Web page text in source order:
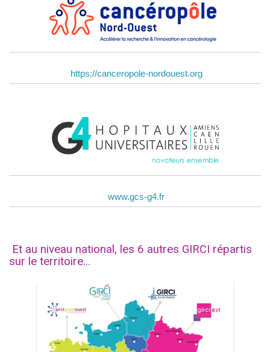
https://canceropole-nordouest.org
www.gcs-g4.fr
Et au niveau national, les 6 autres GIRCI répartis
sur le territoire...